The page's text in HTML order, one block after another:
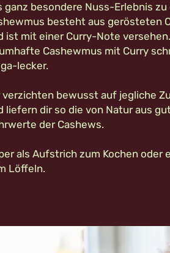
ganz besondere Nuss-Erlebnis zu
besteht aus gerösteten
ist mit einer Curry-Note
Cashewmus mit Curry
lecker.
verzichten bewusst auf jegliche
liefern dir so die von Natur aus
der Cashews.
als Aufstrich zum Kochen oder
Löffeln.